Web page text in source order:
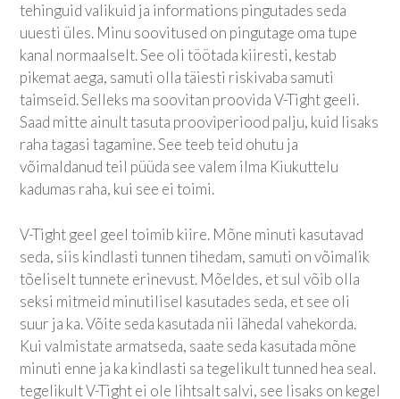
tehinguid valikuid ja informations pingutades seda
uuesti üles. Minu soovitused on pingutage oma tupe
kanal normaalselt. See oli töötada kiiresti, kestab
pikemat aega, samuti olla täiesti riskivaba samuti
taimseid. Selleks ma soovitan proovida V-Tight geeli.
Saad mitte ainult tasuta prooviperiood palju, kuid lisaks
raha tagasi tagamine. See teeb teid ohutu ja
võimaldanud teil püüda see valem ilma Kiukuttelu
kadumas raha, kui see ei toimi.
V-Tight geel geel toimib kiire. Mõne minuti kasutavad
seda, siis kindlasti tunnen tihedam, samuti on võimalik
tõeliselt tunnete erinevust. Mõeldes, et sul võib olla
seksi mitmeid minutilisel kasutades seda, et see oli
suur ja ka. Võite seda kasutada nii lähedal vahekorda.
Kui valmistate armatseda, saate seda kasutada mõne
minuti enne ja ka kindlasti sa tegelikult tunned hea seal.
tegelikult V-Tight ei ole lihtsalt salvi, see lisaks on kegel